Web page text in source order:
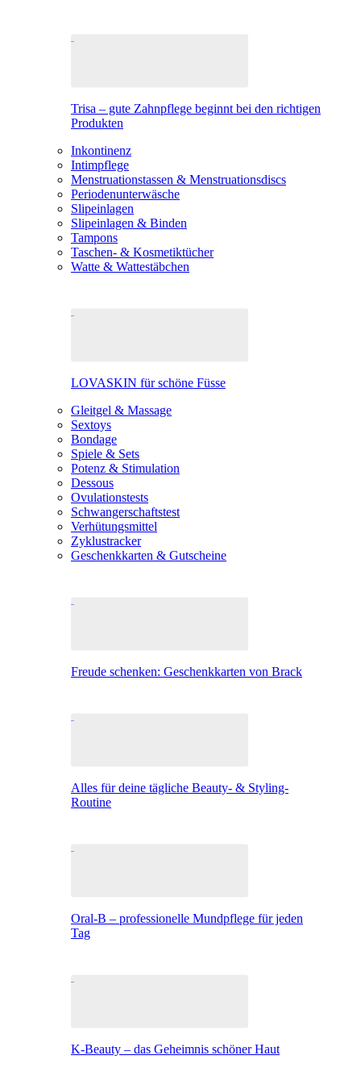
Trisa – gute Zahnpflege beginnt bei den richtigen
Produkten
Inkontinenz
Intimpflege
Menstruationstassen & Menstruationsdiscs
Periodenunterwäsche
Slipeinlagen
Slipeinlagen & Binden
Tampons
Taschen- & Kosmetiktücher
Watte & Wattestäbchen
LOVASKIN für schöne Füsse
Gleitgel & Massage
Sextoys
Bondage
Spiele & Sets
Potenz & Stimulation
Dessous
Ovulationstests
Schwangerschaftstest
Verhütungsmittel
Zyklustracker
Geschenkkarten & Gutscheine
Freude schenken: Geschenkkarten von Brack
Alles für deine tägliche Beauty- & Styling-
Routine
Oral-B – professionelle Mundpflege für jeden
Tag
K-Beauty – das Geheimnis schöner Haut